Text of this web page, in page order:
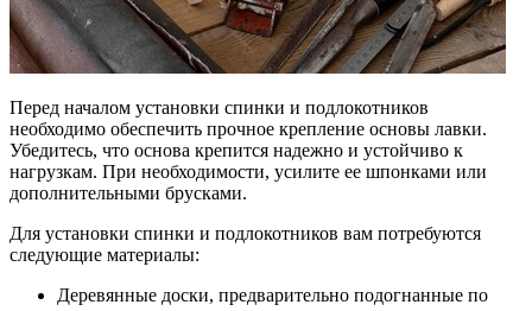
Перед началом установки спинки и подлокотников
необходимо обеспечить прочное крепление основы лавки.
Убедитесь, что основа крепится надежно и устойчиво к
нагрузкам. При необходимости, усилите ее шпонками или
дополнительными брусками.
Для установки спинки и подлокотников вам потребуются
следующие материалы:
Деревянные доски, предварительно подогнанные по